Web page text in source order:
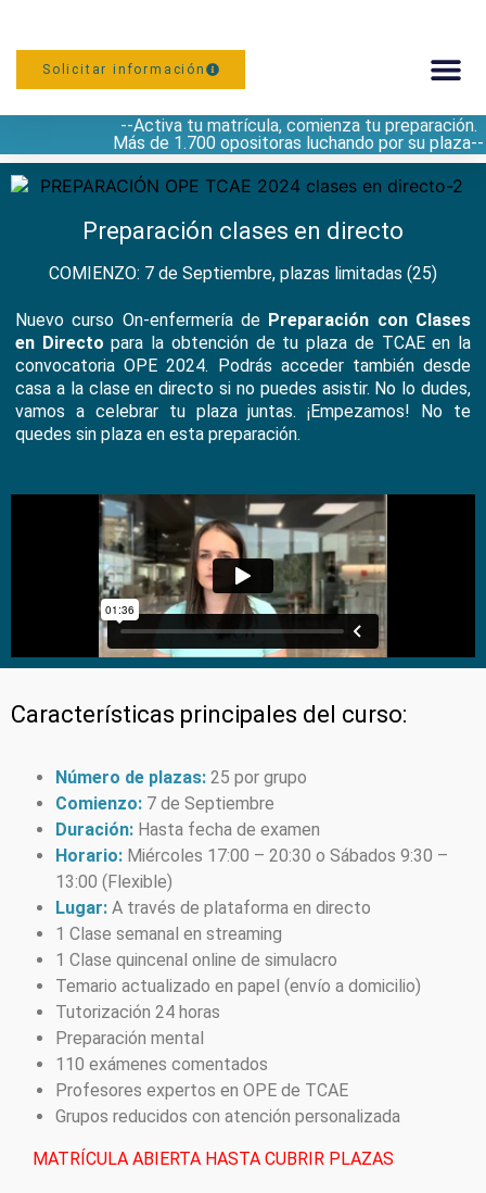
Solicitar información
--Activa tu matrícula, comienza tu preparación.
Más de 1.700 opositoras luchando por su plaza--
Preparación clases en directo
COMIENZO: 7 de Septiembre, plazas limitadas (25)
Nuevo curso On-enfermería de Preparación con Clases
en Directo para la obtención de tu plaza de TCAE en la
convocatoria OPE 2024. Podrás acceder también desde
casa a la clase en directo si no puedes asistir. No lo dudes,
vamos a celebrar tu plaza juntas. ¡Empezamos! No te
quedes sin plaza en esta preparación.
Características principales del curso:
Número de plazas: 25 por grupo
Comienzo: 7 de Septiembre
Duración: Hasta fecha de examen
Horario: Miércoles 17:00 – 20:30 o Sábados 9:30 –
13:00 (Flexible)
Lugar: A través de plataforma en directo
1 Clase semanal en streaming
1 Clase quincenal online de simulacro
Temario actualizado en papel (envío a domicilio)
Tutorización 24 horas
Preparación mental
110 exámenes comentados
Profesores expertos en OPE de TCAE
Grupos reducidos con atención personalizada
MATRÍCULA ABIERTA HASTA CUBRIR PLAZAS